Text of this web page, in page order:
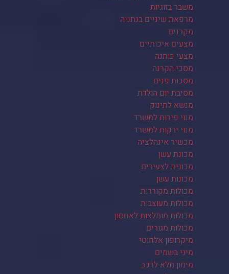
משבר בזוגיות
מרפאת שיניים בנתניה
מקרנים
מצעים איכותיים
מצעי כותנה
מסכי הקרנה
מסכות פנים
מסיבת יום הולדת
מנשא לתינוק
מנוי פירות למשרד
מנוי ירקות למשרד
מכשיר אינהלציה
מכונת עשן
מכונית לצעירים
מכונות עשן
מכולות מקוררות
מכולות מעוצבות
מכולות מומלצות לאחסון
מכולות מגורים
מיקרופון אלחוטי
מיני בשמים
מימון מלא לרכב